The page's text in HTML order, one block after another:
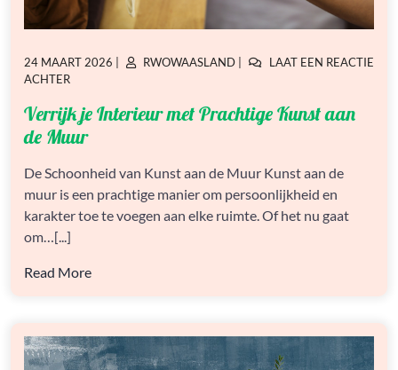
GEPLAATST
OP
24 MAART 2026
GEPLAATST
RWOWAASLAND
LAAT EEN REACTIE
ACHTEROP
JE
INTERIEUR
MET
KUNST
AAN
DE
MUUR
Verrijk je Interieur met Prachtige Kunst aan
de Muur
De Schoonheid van Kunst aan de Muur Kunst aan de
muur is een prachtige manier om persoonlijkheid en
karakter toe te voegen aan elke ruimte. Of het nu gaat
om…[...]
Read More